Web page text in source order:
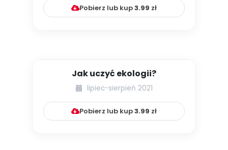
Pobierz lub kup3.99 zł
Jak uczyć ekologii?
lipiec-sierpień 2021
Pobierz lub kup3.99 zł